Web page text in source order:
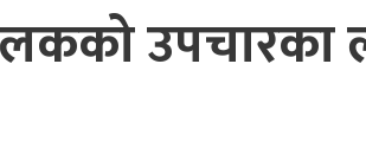
उपचारका